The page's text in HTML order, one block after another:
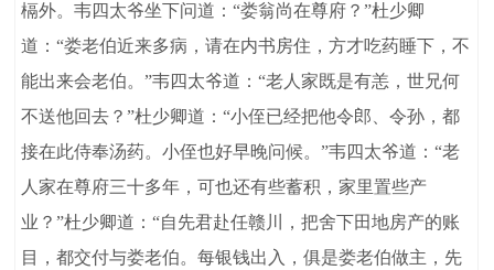
槅外。韦四太爷坐下问道：“娄翁尚在尊府？”杜少卿
道：“娄老伯近来多病，请在内书房住，方才吃药睡下，不
能出来会老伯。”韦四太爷道：“老人家既是有恙，世兄何
不送他回去？”杜少卿道：“小侄已经把他令郎、令孙，都
接在此侍奉汤药。小侄也好早晚问候。”韦四太爷道：“老
人家在尊府三十多年，可也还有些蓄积，家里置些产
业？”杜少卿道：“自先君赴任赣川，把舍下田地房产的账
目，都交付与娄老伯。每银钱出入，俱是娄老伯做主，先